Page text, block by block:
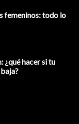
femeninos: todo lo
¿qué hacer si tu